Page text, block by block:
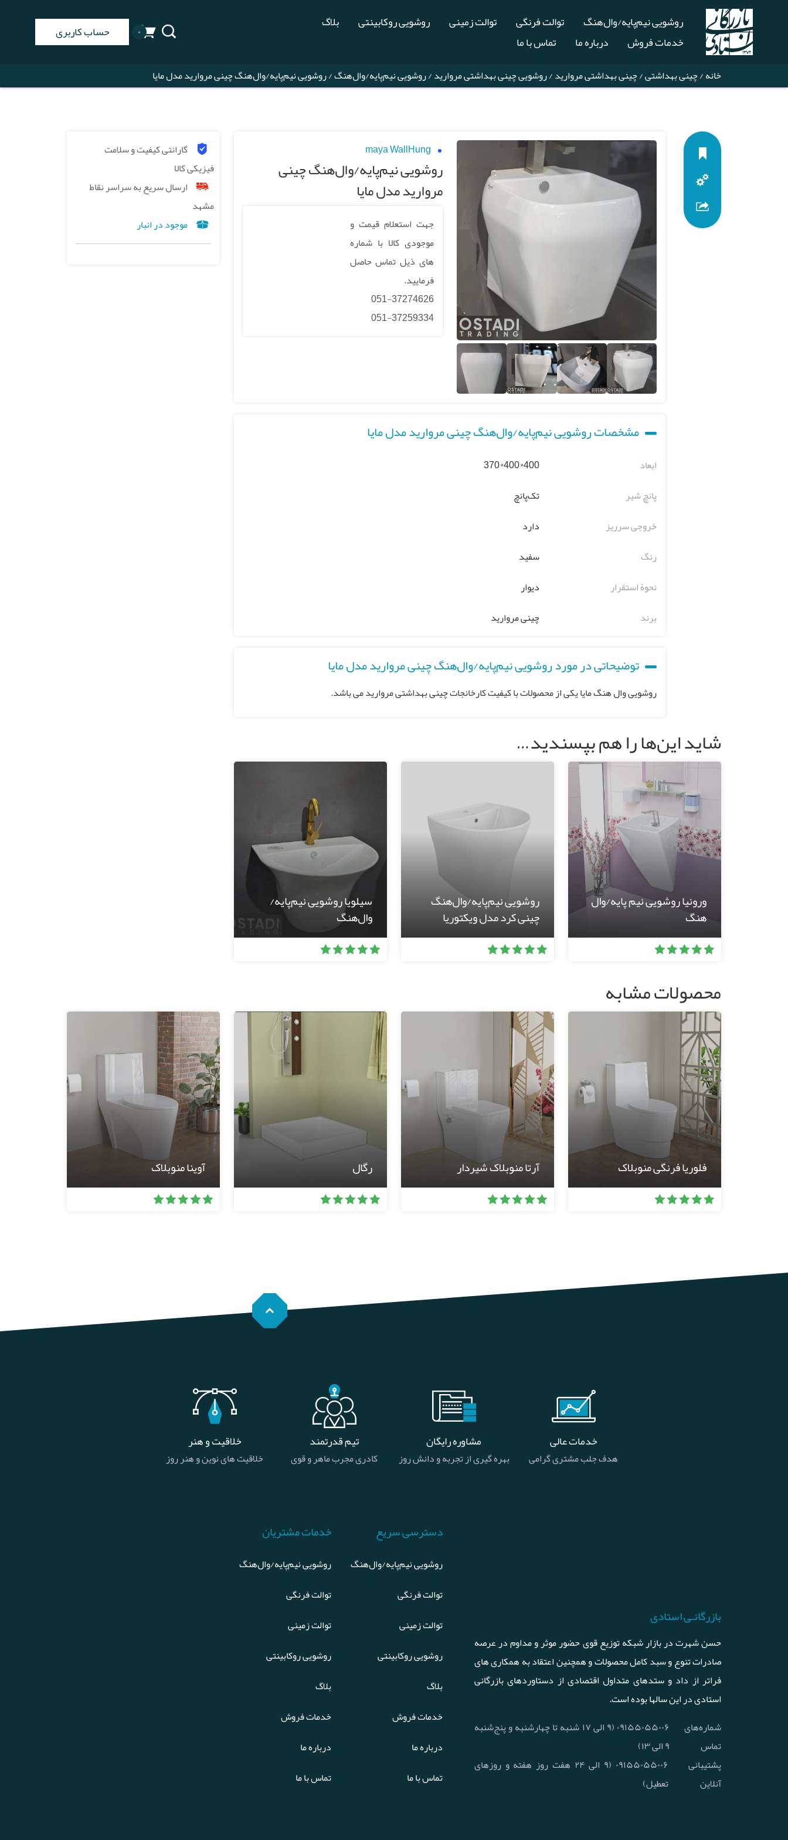
روشویی نیم‌پایه/وال‌هنگ توالت فرنگی توالت زمینی روشویی روکابینتی
بلاگ
خدمات فروش
درباره ما تماس با ما
۰ حساب کاربری
خانه/چینی بهداشتی/چینی بهداشتی مروارید/روشویی چینی بهداشتی مروارید/روشویی نیم‌پایه/وال‌هنگ/ روشویی نیم‌پایه/وال‌هنگ چینی مروارید مدل مایا
maya WallHung
روشویی نیم‌پایه/وال‌هنگ چینی
مروارید مدل مایا
جهت استعلام قیمت و
موجودی کالا با شماره
های ذیل تماس حاصل
فرمایید.
051-37274626
051-37259334
مشخصات روشویی نیم‌پایه/وال‌هنگ چینی مروارید مدل مایا
ابعاد
400*400*370
پانچ شیر
تک‌پانچ
خروجی سرریز
دارد
رنگ
سفید
نحوۀ استقرار
دیوار
برند
چینی مروارید
توضیحاتی در مورد روشویی نیم‌پایه/وال‌هنگ چینی مروارید مدل مایا
روشویی وال هنگ مایا یکی از محصولات با کیفیت کارخانجات چینی بهداشتی مروارید می باشد.
گارانتی کیفیت و سلامت
فیزیکی کالا
ارسال سریع به سراسر نقاط
مشهد
موجود در انبار
شاید این‌ها را هم بپسندید…
ورونیا روشویی نیم پایه/وال
هنگ
روشویی نیم‌پایه/وال‌هنگ
چینی کرد مدل ویکتوریا
سیلویا روشویی نیم‌پایه/
وال‌هنگ
محصولات مشابه
فلوریا فرنگی منوبلاک آرتا منوبلاک شیردار رگال آوینا منوبلاک
خدمات عالی
هدف جلب مشتری گرامی
مشاوره رایگان
بهره گیری از تجربه و دانش روز
تیم قدرتمند
کادری مجرب ماهر و قوی
خلاقیت و هنر
خلاقیت های نوین و هنر روز
بازرگانـی استادی
حسن شهرت در بازار شبکه توزیع قوی حضور موثر و مداوم در عرصه
صادرات تنوع و سبد کامل محصولات و همچنین اعتقاد به همکاری های
فراتر از داد و ستدهای متداول اقتصادی از دستاوردهای بازرگانی
استادی در این سالها بوده است.
شماره‌های
تماس
۰۹۱۵۵۰۵۵۰۰۶ (۹ الی ۱۷ شنبه تا چهارشنبه و پنج‌شنبه
۹ الی ۱۳)
پشتیبانی
آنلاین
۰۹۱۵۵۰۵۵۰۰۶ (۹ الی ۲۴ هفت روز هفته و روزهای
تعطیل)
دسترسی سریع
روشویی نیم‌پایه/وال‌هنگ
توالت فرنگی
توالت زمینی
روشویی روکابینتی
بلاگ
خدمات فروش
درباره ما
تماس با ما
خدمات مشتریان
روشویی نیم‌پایه/وال‌هنگ
توالت فرنگی
توالت زمینی
روشویی روکابینتی
بلاگ
خدمات فروش
درباره ما
تماس با ما